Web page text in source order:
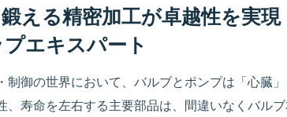
える精密加工が卓越性を実
エキスパート
制御の世界において、バルブとポンプは「心臓
、寿命を左右する主要部品は、間違いなくバル